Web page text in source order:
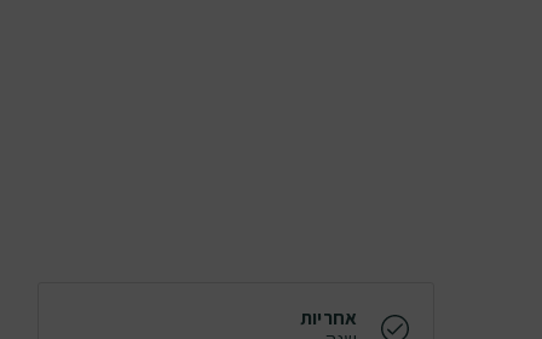
אחריות